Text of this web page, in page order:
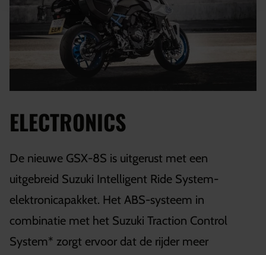
ELECTRONICS
De nieuwe GSX-8S is uitgerust met een
uitgebreid Suzuki Intelligent Ride System-
elektronicapakket. Het ABS-systeem in
combinatie met het Suzuki Traction Control
System* zorgt ervoor dat de rijder meer